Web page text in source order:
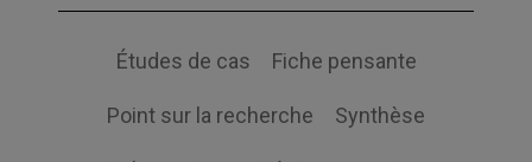
Études de cas Fiche pensante
Point sur la recherche Synthèse